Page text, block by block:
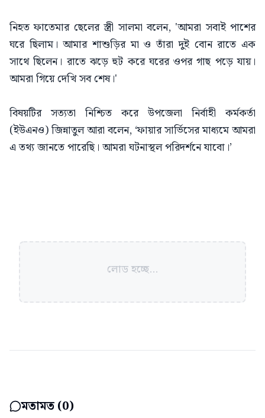
নিহত ফাতেমার ছেলের স্ত্রী সালমা বলেন, 'আমরা সবাই পাশের
ঘরে ছিলাম। আমার শাশুড়ির মা ও তাঁরা দুই বোন রাতে এক
সাথে ছিলেন। রাতে ঝড়ে হুট করে ঘরের ওপর গাছ পড়ে যায়।
আমরা গিয়ে দেখি সব শেষ।'
বিষয়টির সত্যতা নিশ্চিত করে উপজেলা নির্বাহী কর্মকর্তা
(ইউএনও) জিন্নাতুল আরা বলেন, ‘ফায়ার সার্ভিসের মাধ্যমে আমরা
এ তথ্য জানতে পারেছি। আমরা ঘটনাস্থল পরিদর্শনে যাবো।’
লোড হচ্ছে...
মতামত (0)